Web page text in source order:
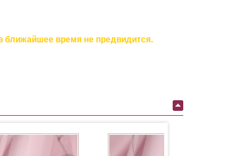
ближайшее время не предвидится.